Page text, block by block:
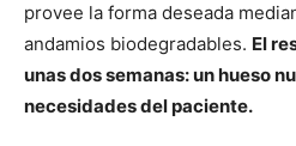
provee la forma deseada
andamios biodegradables. El
unas dos semanas: un hueso
necesidades del paciente.